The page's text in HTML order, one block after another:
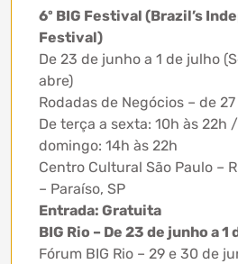
6º BIG Festival (Brazil’s
Festival)
De 23 de junho a 1 de julho
abre)
Rodadas de Negócios – de
De terça a sexta: 10h às 22h
domingo: 14h às 22h
Centro Cultural São Paulo –
– Paraíso, SP
Entrada: Gratuita
BIG Rio – De 23 de junho a 1
Fórum BIG Rio – 29 e 30 de